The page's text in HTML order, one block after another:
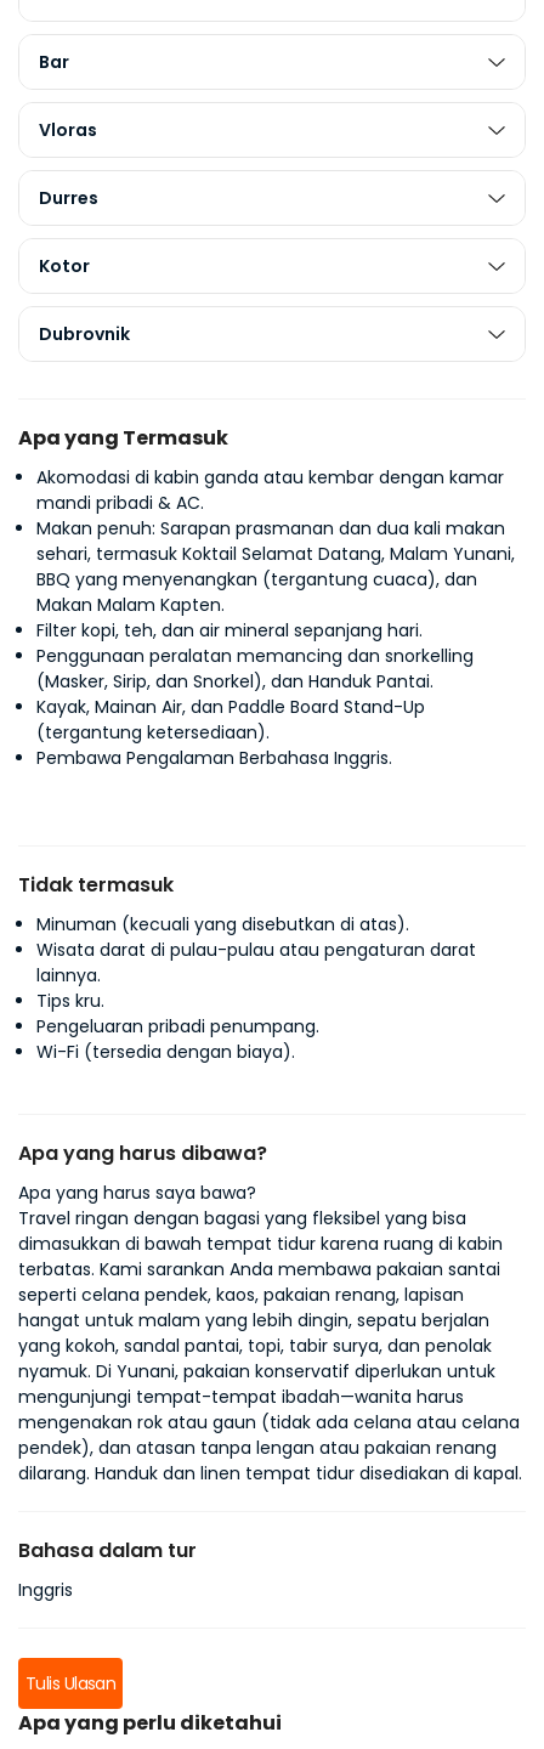
Bar
Vloras
Durres
Kotor
Dubrovnik
Apa yang Termasuk
Akomodasi di kabin ganda atau kembar dengan kamar
mandi pribadi & AC.
Makan penuh: Sarapan prasmanan dan dua kali makan
sehari, termasuk Koktail Selamat Datang, Malam Yunani,
BBQ yang menyenangkan (tergantung cuaca), dan
Makan Malam Kapten.
Filter kopi, teh, dan air mineral sepanjang hari.
Penggunaan peralatan memancing dan snorkelling
(Masker, Sirip, dan Snorkel), dan Handuk Pantai.
Kayak, Mainan Air, dan Paddle Board Stand-Up
(tergantung ketersediaan).
Pembawa Pengalaman Berbahasa Inggris.
Tidak termasuk
Minuman (kecuali yang disebutkan di atas).
Wisata darat di pulau-pulau atau pengaturan darat
lainnya.
Tips kru.
Pengeluaran pribadi penumpang.
Wi-Fi (tersedia dengan biaya).
Apa yang harus dibawa?
Apa yang harus saya bawa?
Travel ringan dengan bagasi yang fleksibel yang bisa
dimasukkan di bawah tempat tidur karena ruang di kabin
terbatas. Kami sarankan Anda membawa pakaian santai
seperti celana pendek, kaos, pakaian renang, lapisan
hangat untuk malam yang lebih dingin, sepatu berjalan
yang kokoh, sandal pantai, topi, tabir surya, dan penolak
nyamuk. Di Yunani, pakaian konservatif diperlukan untuk
mengunjungi tempat-tempat ibadah—wanita harus
mengenakan rok atau gaun (tidak ada celana atau celana
pendek), dan atasan tanpa lengan atau pakaian renang
dilarang. Handuk dan linen tempat tidur disediakan di kapal.
Bahasa dalam tur
Inggris
Tulis Ulasan
Apa yang perlu diketahui